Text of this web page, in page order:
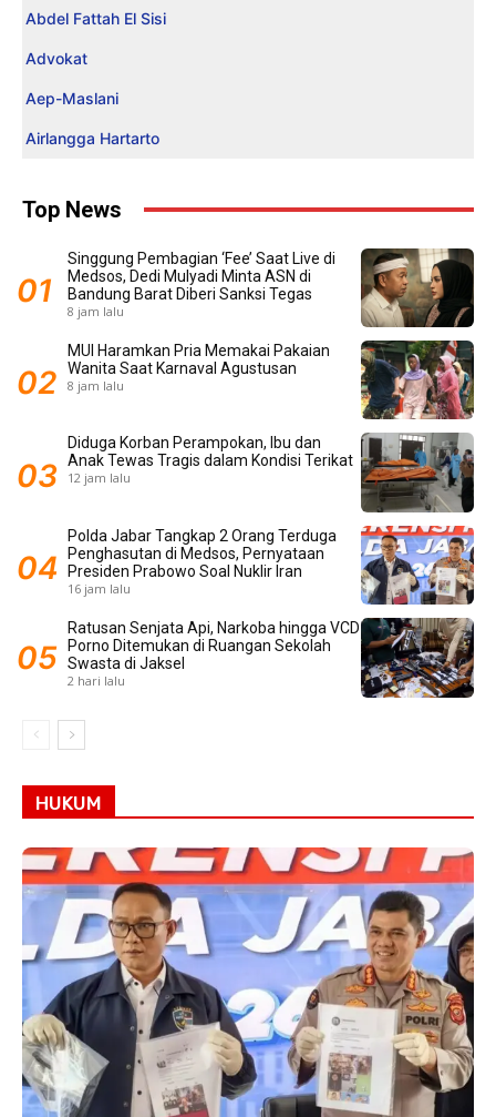
Abdel Fattah El Sisi
Advokat
Aep-Maslani
Airlangga Hartarto
Top News
Singgung Pembagian ‘Fee’ Saat Live di
Medsos, Dedi Mulyadi Minta ASN di
Bandung Barat Diberi Sanksi Tegas
8 jam lalu
MUI Haramkan Pria Memakai Pakaian
Wanita Saat Karnaval Agustusan
8 jam lalu
Diduga Korban Perampokan, Ibu dan
Anak Tewas Tragis dalam Kondisi Terikat
12 jam lalu
Polda Jabar Tangkap 2 Orang Terduga
Penghasutan di Medsos, Pernyataan
Presiden Prabowo Soal Nuklir Iran
16 jam lalu
Ratusan Senjata Api, Narkoba hingga VCD
Porno Ditemukan di Ruangan Sekolah
Swasta di Jaksel
2 hari lalu
HUKUM